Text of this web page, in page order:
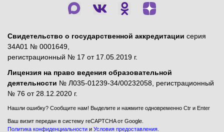
Свидетельство о государственной аккредитации серия
34А01 № 0001649,
регистрационный № 17 от 17.05.2019 г.
Лицензия на право ведения образовательной
деятельности № Л035-01239-34/00232058, регистрационный
№ 76 от 28.12.2020 г.
Нашли ошибку? Сообщите нам! Выделите и нажмите одновременно Ctr и Enter
Ваш визит передан в систему reCAPTCHA от Google.
Политика конфиденциальности и Условия предоставления